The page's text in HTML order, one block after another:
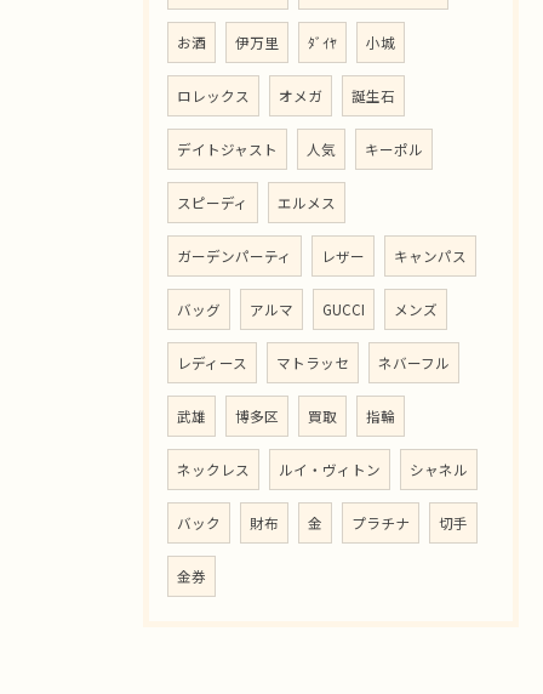
お酒 伊万里 ﾀﾞｲﾔ 小城
ロレックス オメガ 誕生石
デイトジャスト 人気 キーポル
スピーディ エルメス
ガーデンパーティ レザー キャンパス
バッグ アルマ GUCCI メンズ
レディース マトラッセ ネバーフル
武雄 博多区 買取 指輪
ネックレス ルイ・ヴィトン シャネル
バック 財布 金 プラチナ 切手
金券